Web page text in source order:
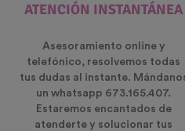
ATENCIÓN INSTANTÁNEA
Asesoramiento online y
telefónico, resolvemos todas
tus dudas al instante.
un whatsapp 673.165.407.
Estaremos encantados de
atenderte y solucionar tus